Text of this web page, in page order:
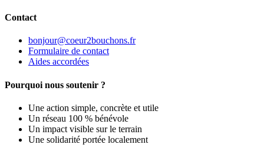
Contact
bonjour@coeur2bouchons.fr
Formulaire de contact
Aides accordées
Pourquoi nous soutenir ?
Une action simple, concrète et utile
Un réseau 100 % bénévole
Un impact visible sur le terrain
Une solidarité portée localement